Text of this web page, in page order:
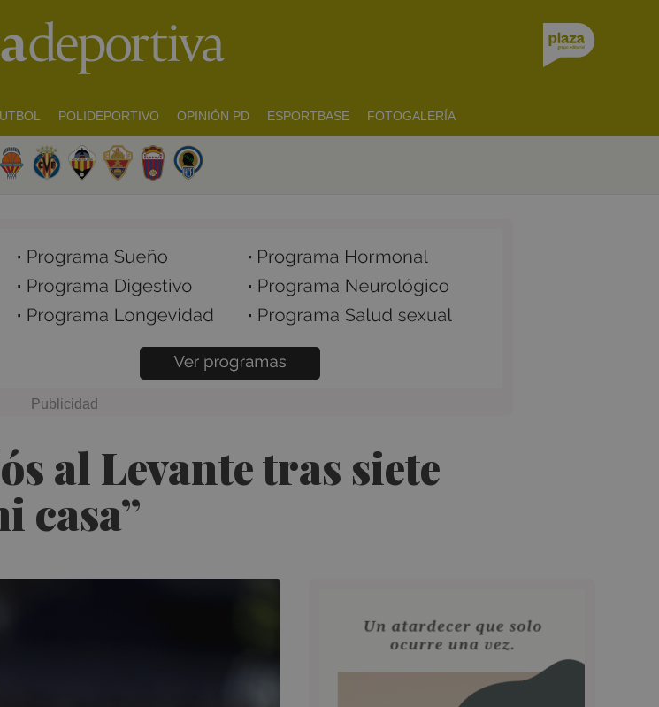
POLIDEPORTIVO OPINIÓN PD ESPORTBASE FOTOGALERÍA
al Levante tras siete
casa”